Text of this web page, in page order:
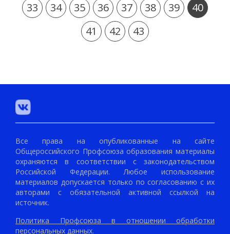
33
34 35 36 37 38 39
40
41
42 43
Все права на опубликованные на сайте
Общероссийского Профсоюза образования материалы
охраняются в соответствии с законодательством
Российской Федерации. Любое использование
материалов допускается только по согласованию с их
авторами с обязательной активной ссылкой на
источник.
Политика Профсоюза в отношении обработки
персональных данных.